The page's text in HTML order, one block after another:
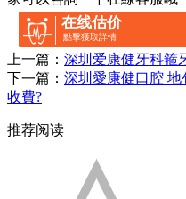
在线估价
點擊獲取詳情
上一篇： 深圳爱康健牙科箍
下一篇： 深圳愛康健口腔
收費?
推荐阅读